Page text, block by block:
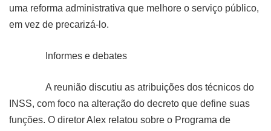
uma reforma administrativa que melhore o serviço público,
em vez de precarizá-lo.
Informes e debates
A reunião discutiu as atribuições dos técnicos do
INSS, com foco na alteração do decreto que define suas
funções. O diretor Alex relatou sobre o Programa de